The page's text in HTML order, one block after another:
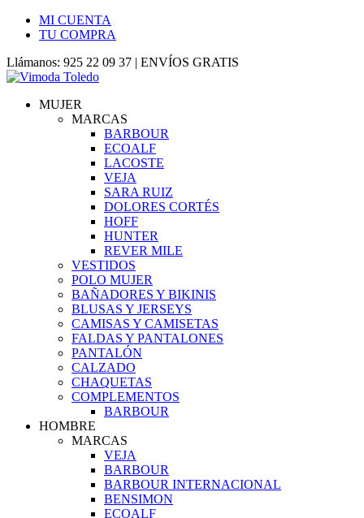
MI CUENTA
TU COMPRA
Llámanos: 925 22 09 37 | ENVÍOS GRATIS
MUJER
MARCAS
BARBOUR
ECOALF
LACOSTE
VEJA
SARA RUIZ
DOLORES CORTÉS
HOFF
HUNTER
REVER MILE
VESTIDOS
POLO MUJER
BAÑADORES Y BIKINIS
BLUSAS Y JERSEYS
CAMISAS Y CAMISETAS
FALDAS Y PANTALONES
PANTALÓN
CALZADO
CHAQUETAS
COMPLEMENTOS
BARBOUR
HOMBRE
MARCAS
VEJA
BARBOUR
BARBOUR INTERNACIONAL
BENSIMON
ECOALF